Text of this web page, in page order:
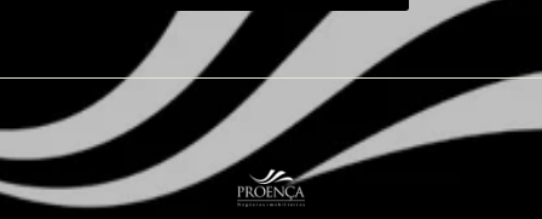
- Pomar e horta
- Espaço Pet
- Playgrounds
- Parrilla
- 02 quadras de tenis coberta
- 02 quadras de beach tennis
- Quadra de beach tennis coberta